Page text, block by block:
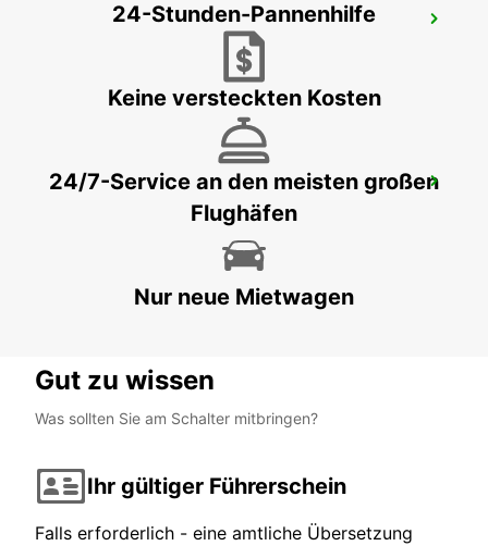
VILA NOVA DE GAIA
VILA NOVA DE GAIA - PORTUGAL
VILA REAL
VILA REAL - PORTUGAL
24-Stunden-Pannenhilfe
Keine versteckten Kosten
24/7-Service an den meisten großen
Flughäfen
Nur neue Mietwagen
Gut zu wissen
Was sollten Sie am Schalter mitbringen?
Ihr gültiger Führerschein
Falls erforderlich - eine amtliche Übersetzung